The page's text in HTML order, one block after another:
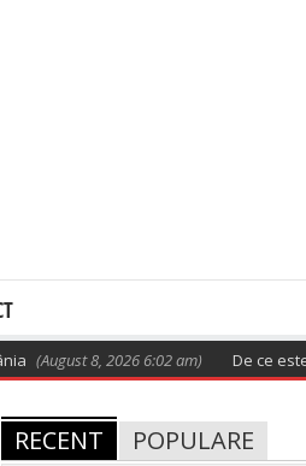
8, 2026 6:02 am) De ce este
RECENT POPULARE